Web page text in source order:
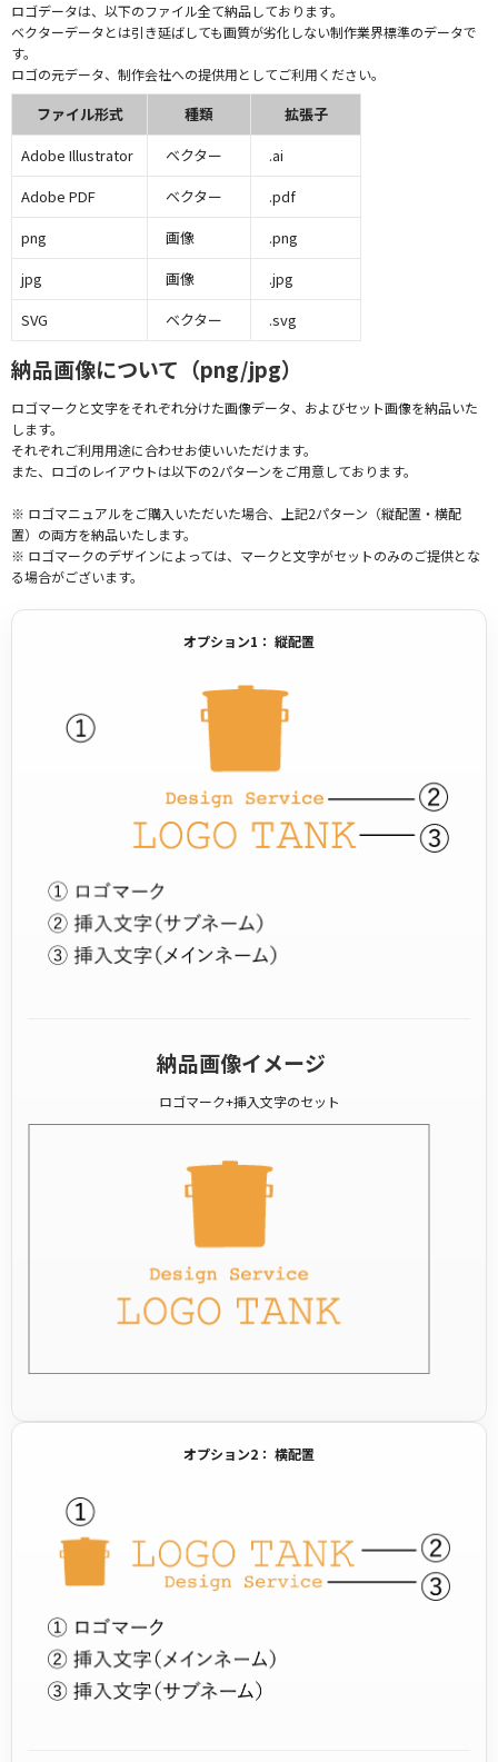
ロゴデータは、以下のファイル全て納品しております。
ベクターデータとは引き延ばしても画質が劣化しない制作業界標準のデータで
す。
ロゴの元データ、制作会社への提供用としてご利用ください。
ファイル形式 種類
拡張子
Adobe Illustrator
ベクター
.ai
Adobe PDF
ベクター
.pdf
png
画像
.png
jpg
画像
.jpg
SVG
ベクター .svg
納品画像について（png/jpg）
ロゴマークと文字をそれぞれ分けた画像データ、およびセット画像を納品いた
します。
それぞれご利用用途に合わせお使いいただけます。
また、ロゴのレイアウトは以下の2パターンをご用意しております。
※ ロゴマニュアルをご購入いただいた場合、上記2パターン（縦配置・横配
置）の両方を納品いたします。
※ ロゴマークのデザインによっては、マークと文字がセットのみのご提供とな
る場合がございます。
オプション1： 縦配置
納品画像イメージ
ロゴマーク+挿入文字のセット
オプション2： 横配置